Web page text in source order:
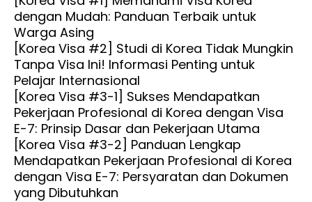
dengan Mudah: Panduan Terbaik untuk
Warga Asing
[Korea Visa #2] Studi di Korea Tidak Mungkin
Tanpa Visa Ini! Informasi Penting untuk
Pelajar Internasional
[Korea Visa #3-1] Sukses Mendapatkan
Pekerjaan Profesional di Korea dengan Visa
E-7: Prinsip Dasar dan Pekerjaan Utama
[Korea Visa #3-2] Panduan Lengkap
Mendapatkan Pekerjaan Profesional di Korea
dengan Visa E-7: Persyaratan dan Dokumen
yang Dibutuhkan